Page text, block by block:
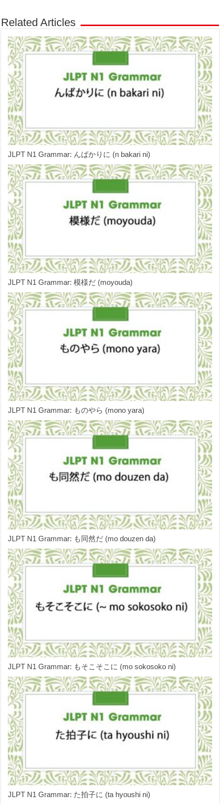
Related Articles
JLPT N1 Grammar: んばかりに (n bakari ni)
JLPT N1 Grammar: 模様だ (moyouda)
JLPT N1 Grammar: ものやら (mono yara)
JLPT N1 Grammar: も同然だ (mo douzen da)
JLPT N1 Grammar: もそこそこに (mo sokosoko ni)
JLPT N1 Grammar: た拍子に (ta hyoushi ni)